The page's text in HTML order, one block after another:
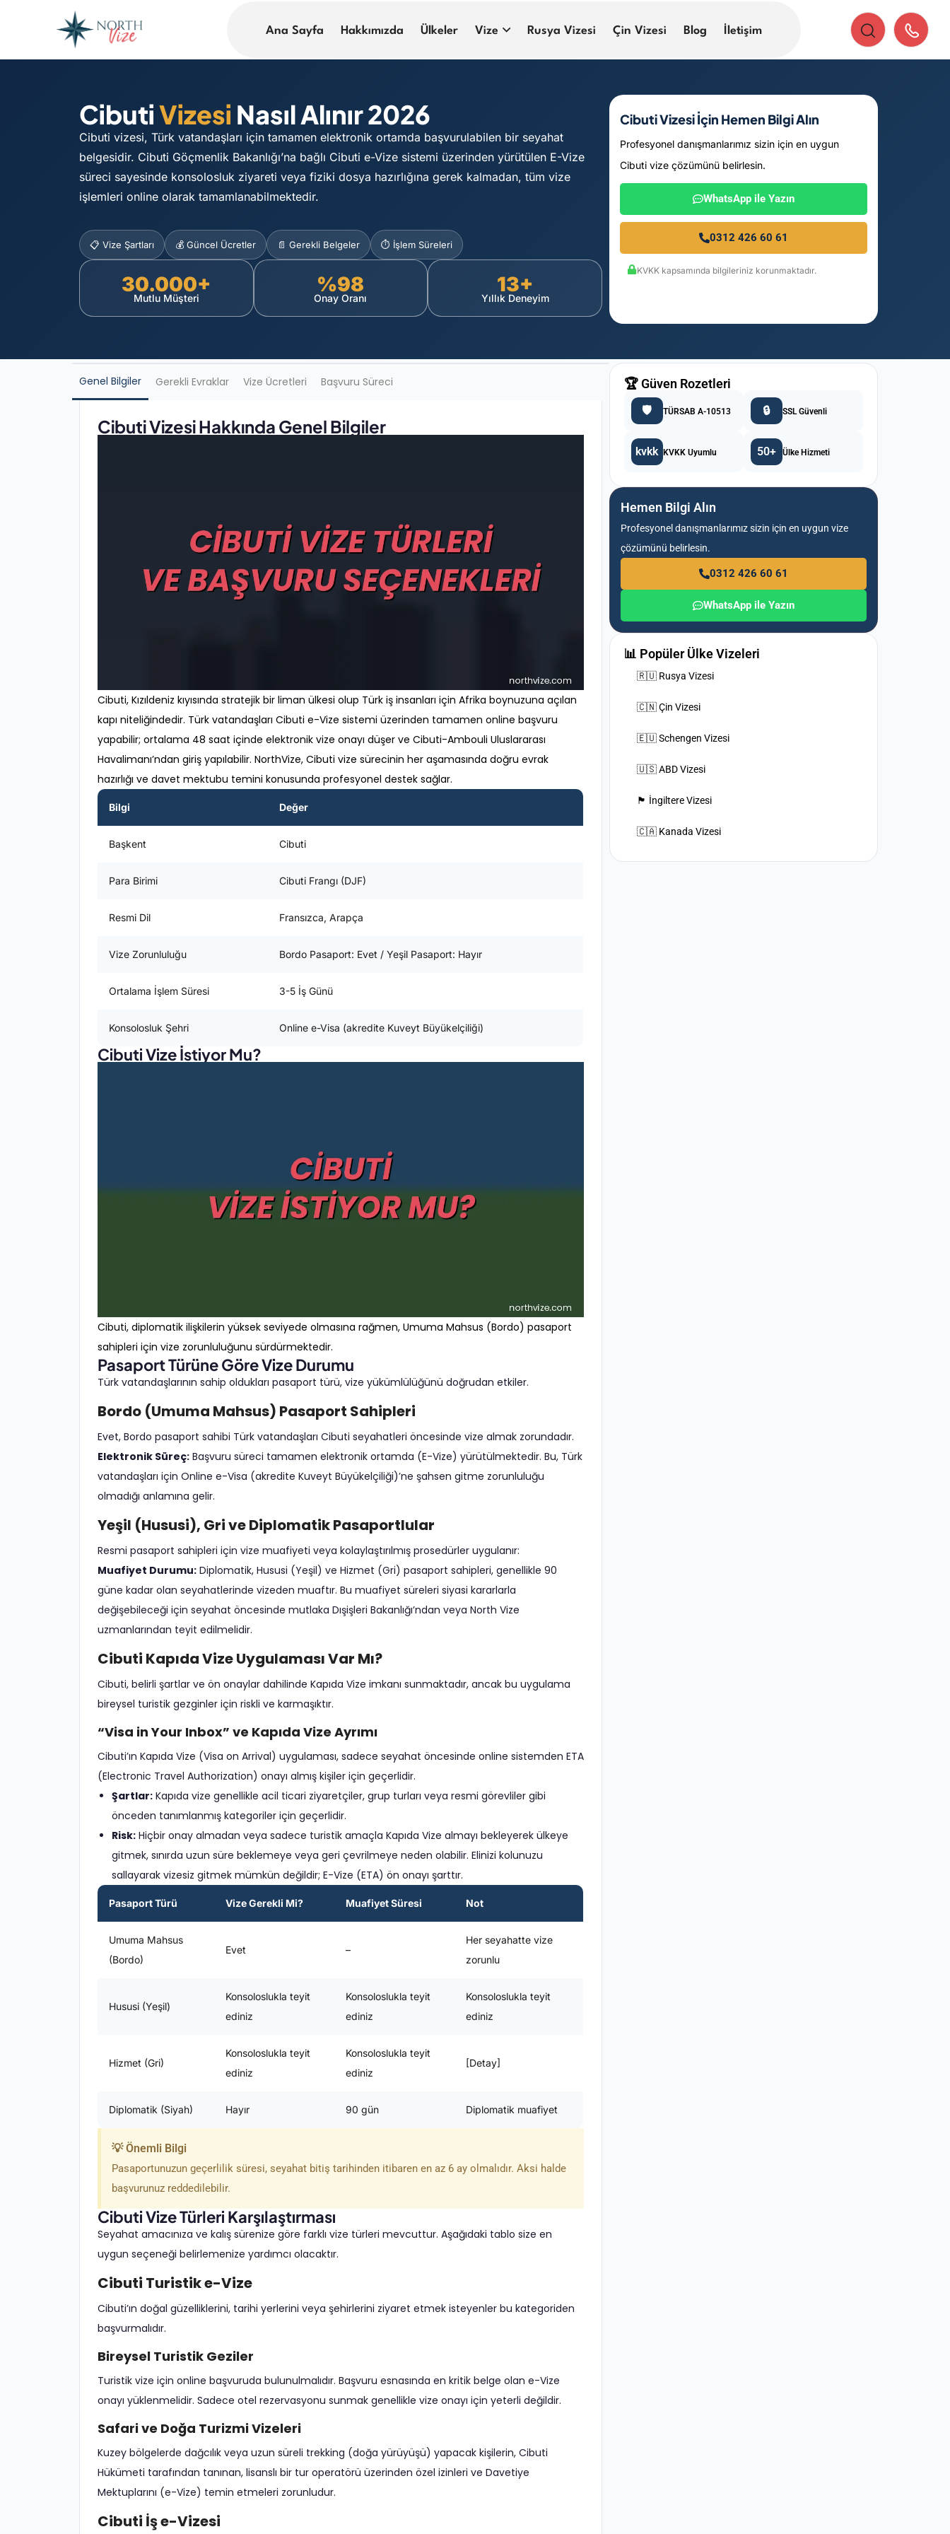
Ana Sayfa Hakkımızda Ülkeler Vize Rusya Vizesi Çin Vizesi Blog İletişim
CibutiVizesi Nasıl Alınır 2026
Cibuti vizesi, Türk vatandaşları için tamamen elektronik ortamda başvurulabilen bir seyahat
belgesidir. Cibuti Göçmenlik Bakanlığı’na bağlı Cibuti e-Vize sistemi üzerinden yürütülen E-Vize
süreci sayesinde konsolosluk ziyareti veya fiziki dosya hazırlığına gerek kalmadan, tüm vize
işlemleri online olarak tamamlanabilmektedir.
📋 Vize Şartları 💰 Güncel Ücretler 📄 Gerekli Belgeler ⏱️ İşlem Süreleri
30.000+
Mutlu Müşteri
%98
Onay Oranı
13+
Yıllık Deneyim
Cibuti Vizesi İçin Hemen Bilgi Alın
Profesyonel danışmanlarımız sizin için en uygun
Cibuti vize çözümünü belirlesin.
WhatsApp ile Yazın
0312 426 60 61
KVKK kapsamında bilgileriniz korunmaktadır.
Genel Bilgiler Gerekli Evraklar Vize Ücretleri Başvuru Süreci
Cibuti Vizesi Hakkında Genel Bilgiler
Cibuti, Kızıldeniz kıyısında stratejik bir liman ülkesi olup Türk iş insanları için Afrika boynuzuna açılan
kapı niteliğindedir. Türk vatandaşları Cibuti e-Vize sistemi üzerinden tamamen online başvuru
yapabilir; ortalama 48 saat içinde elektronik vize onayı düşer ve Cibuti-Ambouli Uluslararası
Havalimanı’ndan giriş yapılabilir. NorthVize, Cibuti vize sürecinin her aşamasında doğru evrak
hazırlığı ve davet mektubu temini konusunda profesyonel destek sağlar.
Bilgi Değer
Başkent Cibuti
Para Birimi Cibuti Frangı (DJF)
Resmi Dil Fransızca, Arapça
Vize Zorunluluğu Bordo Pasaport: Evet / Yeşil Pasaport: Hayır
Ortalama İşlem Süresi 3-5 İş Günü
Konsolosluk Şehri Online e-Visa (akredite Kuveyt Büyükelçiliği)
Cibuti Vize İstiyor Mu?
Cibuti, diplomatik ilişkilerin yüksek seviyede olmasına rağmen, Umuma Mahsus (Bordo) pasaport
sahipleri için vize zorunluluğunu sürdürmektedir.
Pasaport Türüne Göre Vize Durumu
Türk vatandaşlarının sahip oldukları pasaport türü, vize yükümlülüğünü doğrudan etkiler.
Bordo (Umuma Mahsus) Pasaport Sahipleri
Evet, Bordo pasaport sahibi Türk vatandaşları Cibuti seyahatleri öncesinde vize almak zorundadır.
Elektronik Süreç: Başvuru süreci tamamen elektronik ortamda (E-Vize) yürütülmektedir. Bu, Türk
vatandaşları için Online e-Visa (akredite Kuveyt Büyükelçiliği)’ne şahsen gitme zorunluluğu
olmadığı anlamına gelir.
Yeşil (Hususi), Gri ve Diplomatik Pasaportlular
Resmi pasaport sahipleri için vize muafiyeti veya kolaylaştırılmış prosedürler uygulanır:
Muafiyet Durumu: Diplomatik, Hususi (Yeşil) ve Hizmet (Gri) pasaport sahipleri, genellikle 90
güne kadar olan seyahatlerinde vizeden muaftır. Bu muafiyet süreleri siyasi kararlarla
değişebileceği için seyahat öncesinde mutlaka Dışişleri Bakanlığı’ndan veya North Vize
uzmanlarından teyit edilmelidir.
Cibuti Kapıda Vize Uygulaması Var Mı?
Cibuti, belirli şartlar ve ön onaylar dahilinde Kapıda Vize imkanı sunmaktadır, ancak bu uygulama
bireysel turistik gezginler için riskli ve karmaşıktır.
“Visa in Your Inbox” ve Kapıda Vize Ayrımı
Cibuti’ın Kapıda Vize (Visa on Arrival) uygulaması, sadece seyahat öncesinde online sistemden ETA
(Electronic Travel Authorization) onayı almış kişiler için geçerlidir.
Şartlar: Kapıda vize genellikle acil ticari ziyaretçiler, grup turları veya resmi görevliler gibi
önceden tanımlanmış kategoriler için geçerlidir.
Risk: Hiçbir onay almadan veya sadece turistik amaçla Kapıda Vize almayı bekleyerek ülkeye
gitmek, sınırda uzun süre beklemeye veya geri çevrilmeye neden olabilir. Elinizi kolunuzu
sallayarak vizesiz gitmek mümkün değildir; E-Vize (ETA) ön onayı şarttır.
Pasaport Türü Vize Gerekli Mi? Muafiyet Süresi Not
Umuma Mahsus
(Bordo)
Evet –
Her seyahatte vize
zorunlu
Hususi (Yeşil)
Konsoloslukla teyit
ediniz
Konsoloslukla teyit
ediniz
Konsoloslukla teyit
ediniz
Hizmet (Gri)
Konsoloslukla teyit
ediniz
Konsoloslukla teyit
ediniz
[Detay]
Diplomatik (Siyah) Hayır 90 gün Diplomatik muafiyet
💡 Önemli Bilgi
Pasaportunuzun geçerlilik süresi, seyahat bitiş tarihinden itibaren en az 6 ay olmalıdır. Aksi halde
başvurunuz reddedilebilir.
Cibuti Vize Türleri Karşılaştırması
Seyahat amacınıza ve kalış sürenize göre farklı vize türleri mevcuttur. Aşağıdaki tablo size en
uygun seçeneği belirlemenize yardımcı olacaktır.
Cibuti Turistik e-Vize
Cibuti’ın doğal güzelliklerini, tarihi yerlerini veya şehirlerini ziyaret etmek isteyenler bu kategoriden
başvurmalıdır.
Bireysel Turistik Geziler
Turistik vize için online başvuruda bulunulmalıdır. Başvuru esnasında en kritik belge olan e-Vize
onayı yüklenmelidir. Sadece otel rezervasyonu sunmak genellikle vize onayı için yeterli değildir.
Safari ve Doğa Turizmi Vizeleri
Kuzey bölgelerde dağcılık veya uzun süreli trekking (doğa yürüyüşü) yapacak kişilerin, Cibuti
Hükümeti tarafından tanınan, lisanslı bir tur operatörü üzerinden özel izinleri ve Davetiye
Mektuplarını (e-Vize) temin etmeleri zorunludur.
Cibuti İş e-Vizesi
🏆 Güven Rozetleri
🛡️ TÜRSAB A-10513 🔒 SSL Güvenli
kvkk KVKK Uyumlu 50+ Ülke Hizmeti
Hemen Bilgi Alın
Profesyonel danışmanlarımız sizin için en uygun vize
çözümünü belirlesin.
0312 426 60 61
WhatsApp ile Yazın
📊 Popüler Ülke Vizeleri
🇷🇺 Rusya Vizesi
🇨🇳 Çin Vizesi
🇪🇺 Schengen Vizesi
🇺🇸 ABD Vizesi
🏴󠁧󠁢󠁥󠁮󠁧󠁿 İngiltere Vizesi
🇨🇦 Kanada Vizesi